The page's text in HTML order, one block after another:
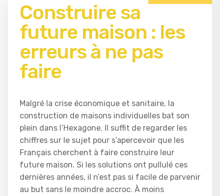
Construire sa
future maison : les
erreurs à ne pas
faire
Malgré la crise économique et sanitaire, la
construction de maisons individuelles bat son
plein dans l’Hexagone. Il suffit de regarder les
chiffres sur le sujet pour s’apercevoir que les
Français cherchent à faire construire leur
future maison. Si les solutions ont pullulé ces
dernières années, il n’est pas si facile de parvenir
au but sans le moindre accroc. À moins